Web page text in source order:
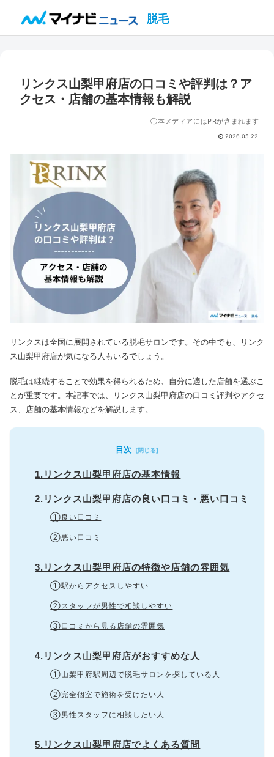
脱毛
リンクス山梨甲府店の口コミや評判は？ア
クセス・店舗の基本情報も解説
ⓘ本メディアにはPRが含まれます
2026.05.22
リンクスは全国に展開されている脱毛サロンです。 その中でも、リンク
ス山梨甲府店が気になる人もいるでしょう。
脱毛は継続することで効果を得られるため、自分に適した店舗を選ぶこ
とが重要です。 本記事では、リンクス山梨甲府店の口コミ評判やアクセ
ス、店舗の基本情報などを解説します。
目次
1.リンクス山梨甲府店の基本情報
2.リンクス山梨甲府店の良い口コミ・悪い口コミ
①良い口コミ
②悪い口コミ
3.リンクス山梨甲府店の特徴や店舗の雰囲気
①駅からアクセスしやすい
②スタッフが男性で相談しやすい
③口コミから見る店舗の雰囲気
4.リンクス山梨甲府店がおすすめな人
①山梨甲府駅周辺で脱毛サロンを探している人
②完全個室で施術を受けたい人
③男性スタッフに相談したい人
5.リンクス山梨甲府店でよくある質問